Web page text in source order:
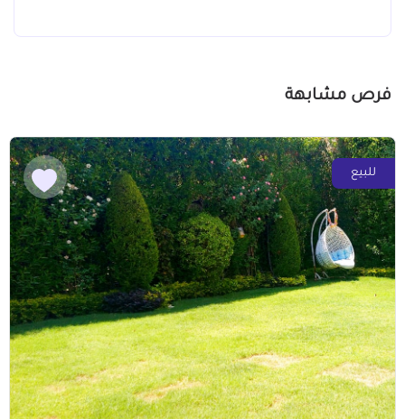
فرص مشابهة
للبيع